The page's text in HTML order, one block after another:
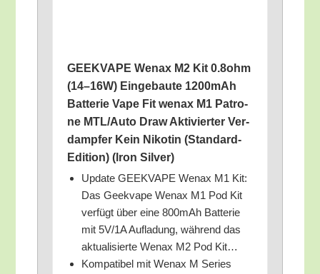
GEEKVAPE Wen­ax M2 Kit 0.8ohm
(14–16W) Ein­ge­bau­te 1200mAh
Bat­te­rie Vape Fit wen­ax M1 Patro­
ne MTL/​Auto Draw Akti­vier­ter Ver­
damp­fer Kein Niko­tin (Stan­dard-
Edi­ti­on) (lron Silver)
Update GEEKVAPE Wen­ax M1 Kit:
Das Geek­va­pe Wen­ax M1 Pod Kit
ver­fügt über eine 800mAh Bat­te­rie
mit 5V/​1A Auf­la­dung, wäh­rend das
aktua­li­sier­te Wen­ax M2 Pod Kit…
Kom­pa­ti­bel mit Wen­ax M Series